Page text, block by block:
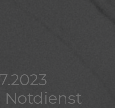
Notdienst
Notdienst
Notdienst